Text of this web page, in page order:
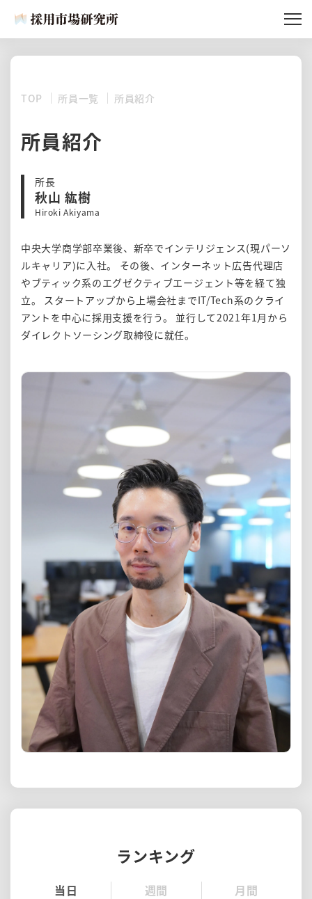
記事一覧
所員紹介
記事リクエスト
TOP 所員一覧 所員紹介
所員紹介
所長
秋山 紘樹
Hiroki Akiyama
中央大学商学部卒業後、新卒でインテリジェンス(現パーソ
ルキャリア)に入社。 その後、インターネット広告代理店
やブティック系のエグゼクティブエージェント等を経て独
立。 スタートアップから上場会社までIT/Tech系のクライ
アントを中心に採用支援を行う。 並行して2021年1月から
ダイレクトソーシング取締役に就任。
ランキング
当日 週間 月間